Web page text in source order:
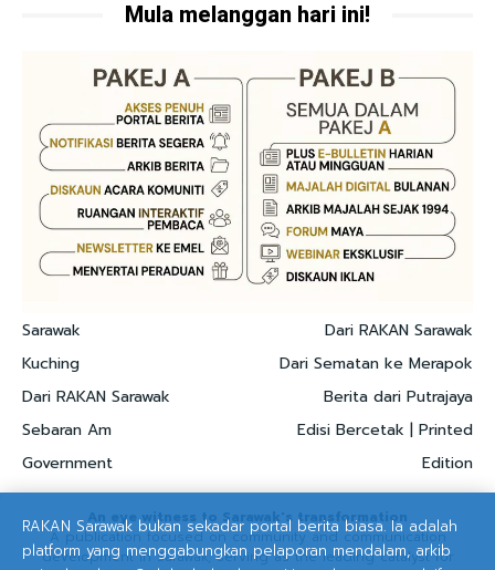
Mula melanggan hari ini!
Sarawak
Kuching
Dari RAKAN Sarawak
Sebaran Am
Government
Dari RAKAN Sarawak
Dari Sematan ke Merapok
Berita dari Putrajaya
Edisi Bercetak | Printed
Edition
An eye witness to Sarawak's transformation
A publication focused on community and communication
development in Sarawak, serving as the leading catalyst for
RAKAN Sarawak bukan sekadar portal berita biasa. Ia adalah
platform yang menggabungkan pelaporan mendalam, arkib